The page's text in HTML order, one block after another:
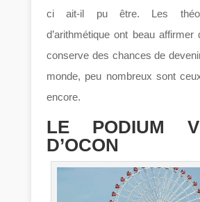
ci ait-il pu être. Les
d’arithmétique ont beau affirmer
conserve des chances de
monde, peu nombreux sont
encore.
LE PODIUM
D’OCON